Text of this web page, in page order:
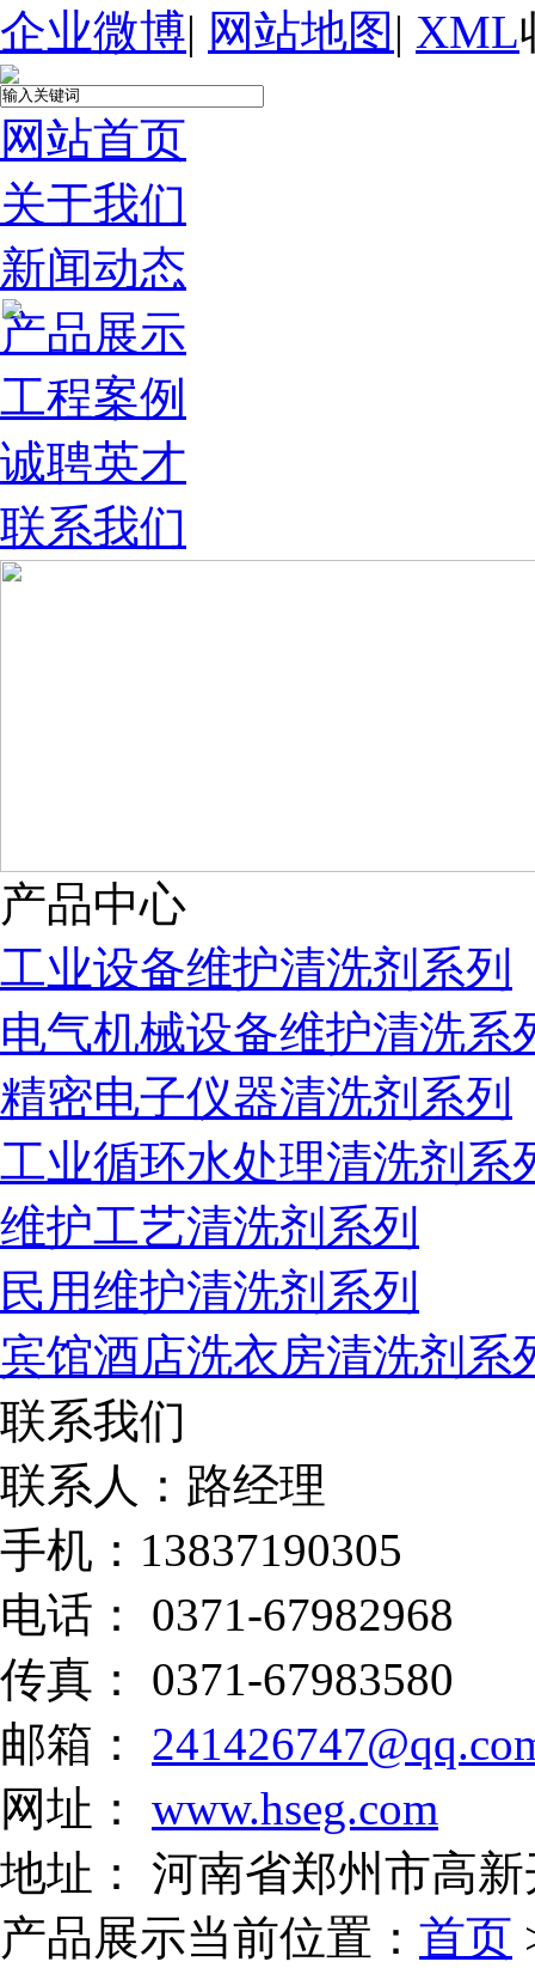
企业微博| 网站地图 | XML
网站首页
关于我们
新闻动态
产品展示
工程案例
诚聘英才
联系我们
产品中心
工业设备维护清洗剂系列
电气机械设备维护清洗系
精密电子仪器清洗剂系列
工业循环水处理清洗剂系
维护工艺清洗剂系列
民用维护清洗剂系列
宾馆酒店洗衣房清洗剂系
联系我们
联系人：路经理
手机：13837190305
电话： 0371-67982968
传真： 0371-67983580
邮箱：
网址： www.hseg.com
地址： 河南省郑州市高
产品展示当前位置： 首页